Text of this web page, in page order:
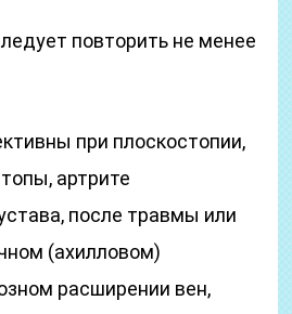
повторить не менее
при плоскостопии,
артрите
после травмы или
(ахилловом)
расширении вен,